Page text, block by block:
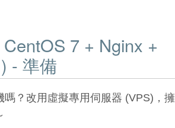
7 + Nginx +
- 準備
嗎？改用虛擬專用伺服器 (VPS)，擁